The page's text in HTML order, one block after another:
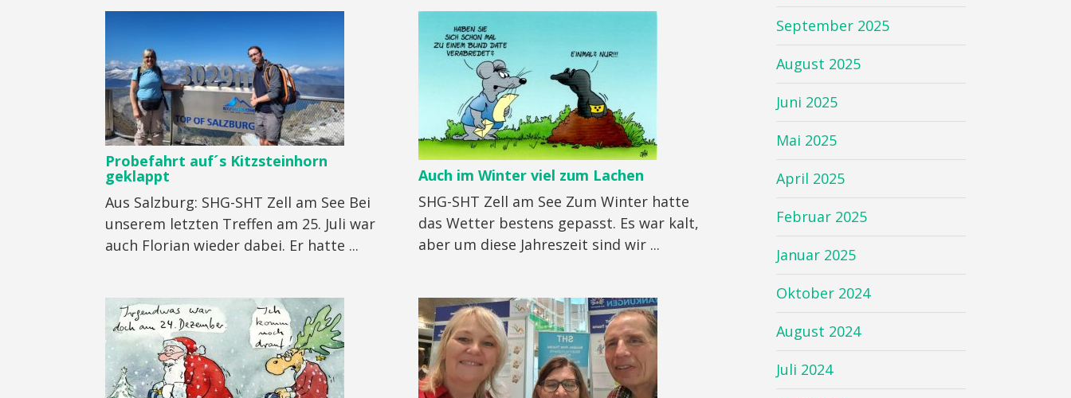
Probefahrt auf´s Kitzsteinhorn
geklappt
Aus Salzburg: SHG-SHT Zell am See Bei
unserem letzten Treffen am 25. Juli war
auch Florian wieder dabei. Er hatte ...
Auch im Winter viel zum Lachen
SHG-SHT Zell am See Zum Winter hatte
das Wetter bestens gepasst. Es war kalt,
aber um diese Jahreszeit sind wir ...
September 2025
August 2025
Juni 2025
Mai 2025
April 2025
Februar 2025
Januar 2025
Oktober 2024
August 2024
Juli 2024